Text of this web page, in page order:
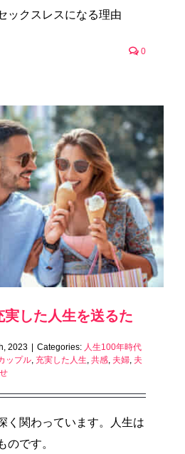
ックスレスになる理由
0
した人生を送るた
2023 | Categories: 人生100年時代
ップル 充実した人生 共感 夫婦 夫
く関わっています。人生は
のです。